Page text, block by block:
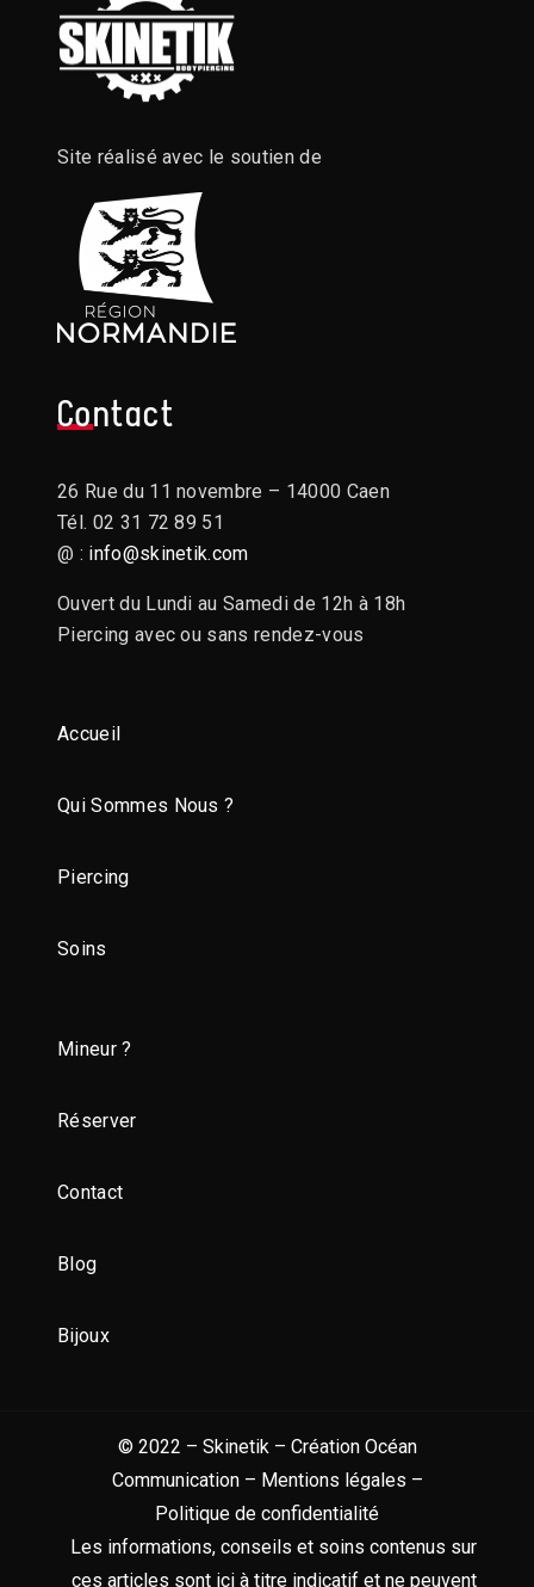
Site réalisé avec le soutien de
Contact
26 Rue du 11 novembre – 14000 Caen
Tél. 02 31 72 89 51
@ : info@skinetik.com
Ouvert du Lundi au Samedi de 12h à 18h
Piercing avec ou sans rendez-vous
Accueil
Qui Sommes Nous ?
Piercing
Soins
Mineur ?
Réserver
Contact
Blog
Bijoux
© 2022 – Skinetik – Création Océan
Communication– Mentions légales –
Politique de confidentialité
Les informations, conseils et soins contenus sur
ces articles sont ici à titre indicatif et ne peuvent